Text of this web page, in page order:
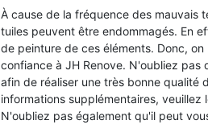
À cause de la fréquence des mauvais
tuiles peuvent être endommagés. En
de peinture de ces éléments. Donc,
confiance à JH Renove. N'oubliez pas
afin de réaliser une très bonne qualité
informations supplémentaires, veuillez
N'oubliez pas également qu'il peut